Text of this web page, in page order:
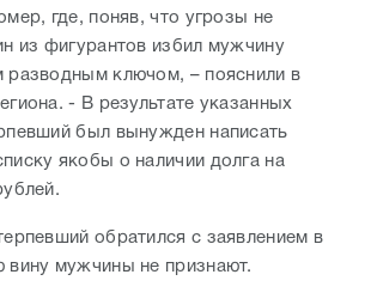
где, поняв, что угрозы не
из фигурантов избил мужчину
разводным ключом, – пояснили в
- В результате указанных
был вынужден написать
якобы о наличии долга на
обратился с заявлением в
мужчины не признают.